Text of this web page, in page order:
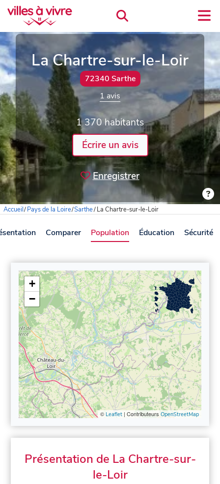
La Chartre-sur-le-Loir
72340 Sarthe
1 avis
1 370 habitants
Écrire un avis
Enregistrer
Accueil/Pays de la Loire/Sarthe/La Chartre-sur-le-Loir
Comparer Population Éducation Sécurité
+
−
© Leaflet| Contributeurs OpenStreetMap
Présentation de La Chartre-sur-
le-Loir